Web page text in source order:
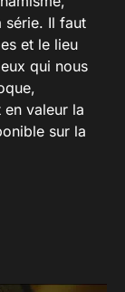
série. Il faut
et le lieu
qui nous
valeur la
sur la